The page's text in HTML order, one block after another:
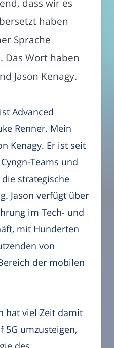
haben
Sprache
Das Wort haben
Jason Kenagy.
Advanced
Renner. Mein
Kenagy. Er ist seit
Teams und
strategische
Jason verfügt über
im Tech- und
mit Hunderten
von
der mobilen
hat viel Zeit damit
5G umzusteigen,